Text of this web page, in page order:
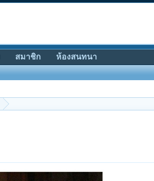
สมาชิก ห้องสนทนา